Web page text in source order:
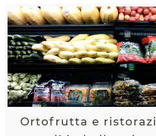
Ortofrutta e